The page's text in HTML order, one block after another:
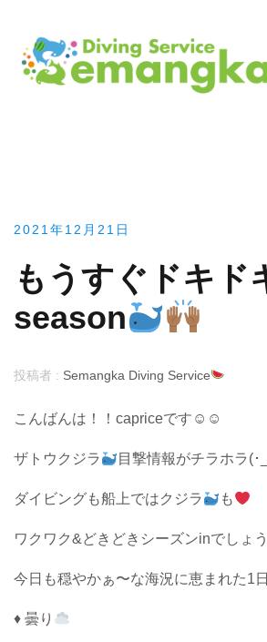
2021年12月21日
もうすぐドキド
season
投稿者 : Semangka Diving Service
こんばんは！！capriceです☺︎☺︎
ザトウクジラ 目撃情報がチラホラ(･
ダイビングも船上ではクジラ も
ワクワク&どきどきシーズンinでしょ
今日も穏やかぁ〜な海況に恵まれた1
♦ 曇り